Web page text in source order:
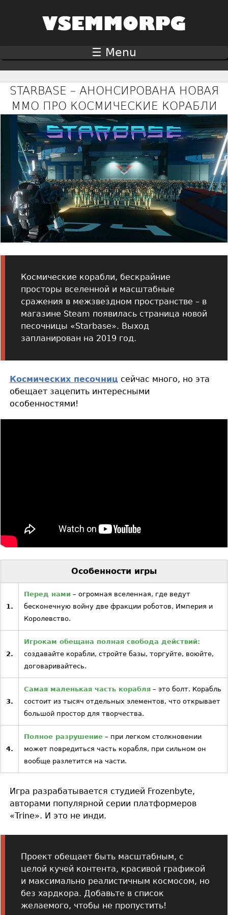
STARBASE – АНОНСИРОВАНА НОВАЯ
MMO ПРО КОСМИЧЕСКИЕ КОРАБЛИ
Космические корабли, бескрайние
просторы вселенной и масштабные
сражения в межзвездном пространстве – в
магазине Steam появилась страница новой
песочницы «Starbase». Выход
запланирован на 2019 год.
Космических песочницсейчас много, но эта
обещает зацепить интересными
особенностями!
Особенности игры
1.
Перед нами – огромная вселенная, где ведут
бесконечную войну две фракции роботов, Империя и
Королевство.
2.
Игрокам обещана полная свобода действий:
создавайте корабли, стройте базы, торгуйте, воюйте,
договаривайтесь.
3.
Самая маленькая часть корабля – это болт. Корабль
состоит из тысяч отдельных элементов, что открывает
большой простор для творчества.
4.
Полное разрушение – при легком столкновении
может повредиться часть корабля, при сильном он
вообще разлетится на части.
Игра разрабатывается студией Frozenbyte,
авторами популярной серии платформеров
«Trine». И это не инди.
Проект обещает быть масштабным, с
целой кучей контента, красивой графикой
и максимально реалистичным космосом, но
без хардкора. Добавьте в список
желаемого, чтобы не пропустить!
☰ Menu